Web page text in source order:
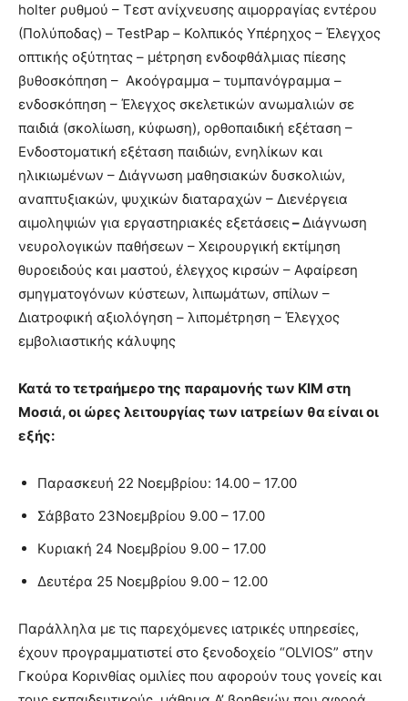
holter ρυθμού – Τεστ ανίχνευσης αιμορραγίας εντέρου
(Πολύποδας) – TestPap – Κολπικός Υπέρηχος – Έλεγχος
οπτικής οξύτητας – μέτρηση ενδοφθάλμιας πίεσης
βυθοσκόπηση – Ακοόγραμμα – τυμπανόγραμμα –
ενδοσκόπηση – Έλεγχος σκελετικών ανωμαλιών σε
παιδιά (σκολίωση, κύφωση), ορθοπαιδική εξέταση –
Ενδοστοματική εξέταση παιδιών, ενηλίκων και
ηλικιωμένων – Διάγνωση μαθησιακών δυσκολιών,
αναπτυξιακών, ψυχικών διαταραχών – Διενέργεια
αιμοληψιών για εργαστηριακές εξετάσεις–Διάγνωση
νευρολογικών παθήσεων – Χειρουργική εκτίμηση
θυροειδούς και μαστού, έλεγχος κιρσών – Αφαίρεση
σμηγματογόνων κύστεων, λιπωμάτων, σπίλων –
Διατροφική αξιολόγηση – λιπομέτρηση – Έλεγχος
εμβολιαστικής κάλυψης
Κατά το τετραήμερο της παραμονής των ΚΙΜ στη
Μοσιά, οι ώρες λειτουργίας των ιατρείων θα είναι οι
εξής:
Παρασκευή 22 Νοεμβρίου: 14.00 – 17.00
Σάββατο 23Νοεμβρίου 9.00 – 17.00
Κυριακή 24 Νοεμβρίου 9.00 – 17.00
Δευτέρα 25 Νοεμβρίου 9.00 – 12.00
Παράλληλα με τις παρεχόμενες ιατρικές υπηρεσίες,
έχουν προγραμματιστεί στο ξενοδοχείο “OLVIOS” στην
Γκούρα Κορινθίας ομιλίες που αφορούν τους γονείς και